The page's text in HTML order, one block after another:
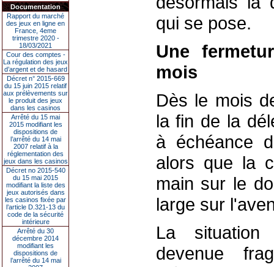
Documentation
Rapport du marché
des jeux en ligne en
France, 4eme
trimestre 2020 -
18/03/2021
Cour des comptes -
La régulation des jeux
d’argent et de hasard
Décret n° 2015-669
du 15 juin 2015 relatif
aux prélèvements sur
le produit des jeux
dans les casinos
Arrêté du 15 mai
2015 modifiant les
dispositions de
l’arrêté du 14 mai
2007 relatif à la
réglementation des
jeux dans les casinos
Décret no 2015-540
du 15 mai 2015
modifiant la liste des
jeux autorisés dans
les casinos fixée par
l’article D.321-13 du
code de la sécurité
intérieure
Arrêté du 30
décembre 2014
modifiant les
dispositions de
l’arrêté du 14 mai
qui se pose.
Une
mois
Dès le mois
la fin de la
à échéance
alors que la
main sur le
large sur
La situation
devenue